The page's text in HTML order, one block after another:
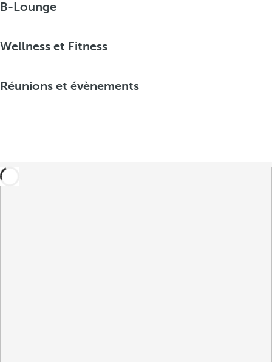
B-Lounge
Wellness et Fitness
Réunions et évènements